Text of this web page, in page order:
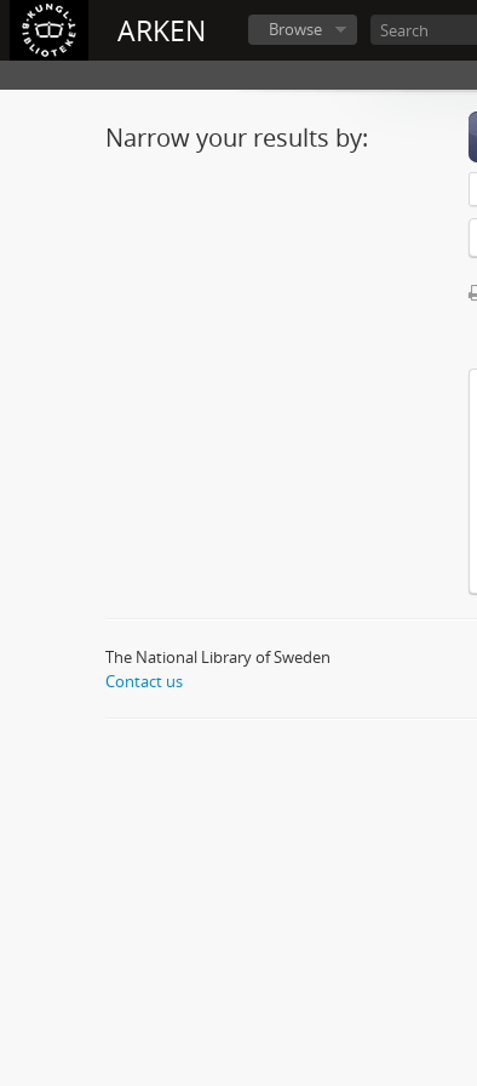
ARKEN Browse
Narrow your results by:
The National Library of Sweden
Contact us